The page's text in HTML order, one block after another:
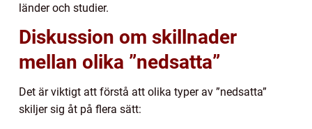
länder och studier.
Diskussion om skillnader
mellan olika ”nedsatta”
Det är viktigt att förstå att olika typer av ”nedsatta”
skiljer sig åt på flera sätt: